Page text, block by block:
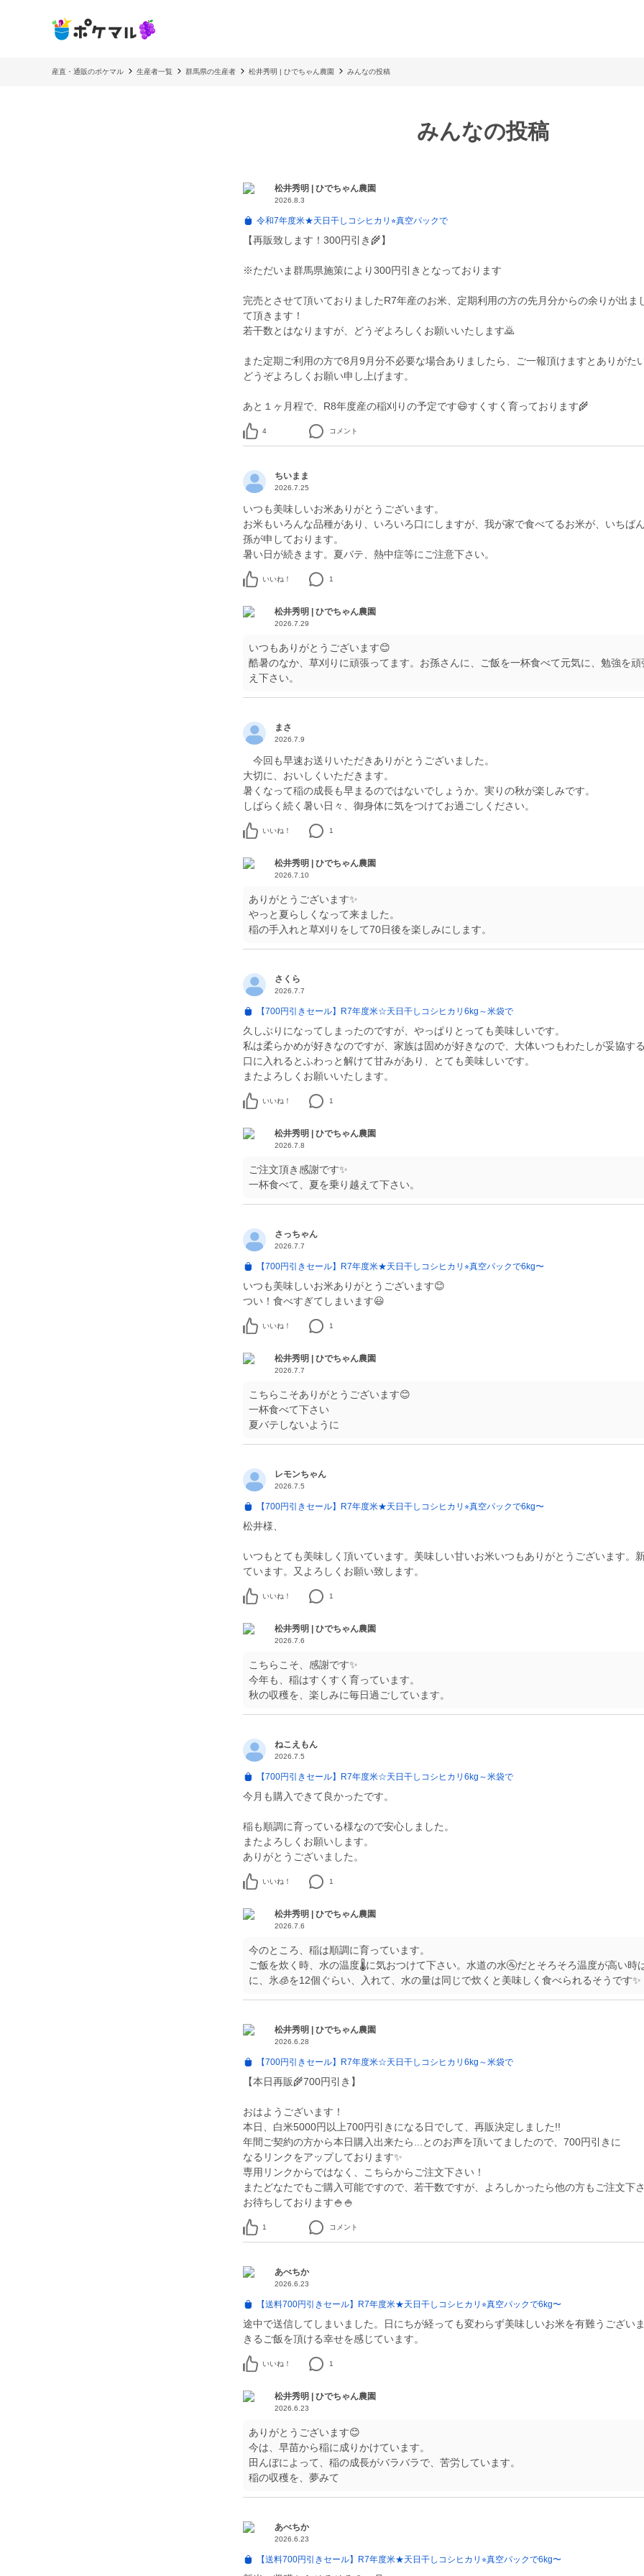
産直・通販のポケマル 生産者一覧 群馬県の生産者 松井秀明 | ひでちゃん農園 みんなの投稿
みんなの投稿
松井秀明 | ひでちゃん農園
2026.8.3
令和7年度米★天日干しコシヒカリ⭐︎真空パックで
【再販致します！300円引き🌾】
※ただいま群馬県施策により300円引きとなっております
完売とさせて頂いておりましたR7年産のお米、定期利用の方の先月分からの余りが出ま
て頂きます！
若干数とはなりますが、どうぞよろしくお願いいたします🙇
また定期ご利用の方で8月9月分不必要な場合ありましたら、ご一報頂けますとありがたい
どうぞよろしくお願い申し上げます。
4 コメント
ちいまま
2026.7.25
いつも美味しいお米ありがとうございます。
お米もいろんな品種があり、いろいろ口にしますが、我が家で食べてるお米が、いちばん
孫が申しております。
暑い日が続きます。夏バテ、熱中症等にご注意下さい。
いいね！ 1
松井秀明 | ひでちゃん農園
2026.7.29
いつもありがとうございます😊
酷暑のなか、草刈りに頑張ってます。お孫さんに、ご飯を一杯食べて元気に、勉強を
え下さい。
まさ
2026.7.9
今回も早速お送りいただきありがとうございました。
大切に、おいしくいただきます。
暑くなって稲の成長も早まるのではないでしょうか。実りの秋が楽しみです。
しばらく続く暑い日々、御身体に気をつけてお過ごしください。
いいね！ 1
松井秀明 | ひでちゃん農園
2026.7.10
ありがとうございます✨
やっと夏らしくなって来ました。
稲の手入れと草刈りをして70日後を楽しみにします。
さくら
2026.7.7
【700円引きセール】R7年度米☆天日干しコシヒカリ6kg～米袋で
久しぶりになってしまったのですが、やっぱりとっても美味しいです。
私は柔らかめが好きなのですが、家族は固めが好きなので、大体いつもわたしが妥協する
口に入れるとふわっと解けて甘みがあり、とても美味しいです。
またよろしくお願いいたします。
いいね！ 1
松井秀明 | ひでちゃん農園
2026.7.8
ご注文頂き感謝です✨
一杯食べて、夏を乗り越えて下さい。
さっちゃん
2026.7.7
【700円引きセール】R7年度米★天日干しコシヒカリ⭐︎真空パックで6kg〜
いつも美味しいお米ありがとうございます😊
つい！食べすぎてしまいます😃
いいね！ 1
松井秀明 | ひでちゃん農園
2026.7.7
こちらこそありがとうございます😊
一杯食べて下さい
夏バテしないように
レモンちゃん
2026.7.5
【700円引きセール】R7年度米★天日干しコシヒカリ⭐︎真空パックで6kg〜
松井様、
いつもとても美味しく頂いています。美味しい甘いお米いつもありがとうございます。
ています。又よろしくお願い致します。
いいね！ 1
松井秀明 | ひでちゃん農園
2026.7.6
こちらこそ、感謝です✨
今年も、稲はすくすく育っています。
秋の収穫を、楽しみに毎日過ごしています。
ねこえもん
2026.7.5
【700円引きセール】R7年度米☆天日干しコシヒカリ6kg～米袋で
今月も購入できて良かったです。
稲も順調に育っている様なので安心しました。
またよろしくお願いします。
ありがとうございました。
いいね！ 1
松井秀明 | ひでちゃん農園
2026.7.6
今のところ、稲は順調に育っています。
ご飯を炊く時、水の温度🌡️に気おつけて下さい。水道の水🚰だとそろそろ温度が高い時
に、氷🧊を12個ぐらい、入れて、水の量は同じで炊くと美味しく食べられるそうです✨
松井秀明 | ひでちゃん農園
2026.6.28
【700円引きセール】R7年度米☆天日干しコシヒカリ6kg～米袋で
【本日再販🌾700円引き】
おはようございます！
本日、白米5000円以上700円引きになる日でして、再販決定しました!!
年間ご契約の方から本日購入出来たら...とのお声を頂いてましたので、700円引きに
なるリンクをアップしております✨
専用リンクからではなく、こちらからご注文下さい！
またどなたでもご購入可能ですので、若干数ですが、よろしかったら他の方もご注文下
1 コメント
あべちか
2026.6.23
【送料700円引きセール】R7年度米★天日干しコシヒカリ⭐︎真空パックで6kg〜
途中で送信してしまいました。日にちが経っても変わらず美味しいお米を有難うござい
きるご飯を頂ける幸せを感じています。
いいね！ 1
松井秀明 | ひでちゃん農園
2026.6.23
ありがとうございます😊
今は、早苗から稲に成りかけています。
田んぼによって、稲の成長がバラバラで、苦労しています。
稲の収穫を、夢みて
あべちか
2026.6.23
【送料700円引きセール】R7年度米★天日干しコシヒカリ⭐︎真空パックで6kg〜